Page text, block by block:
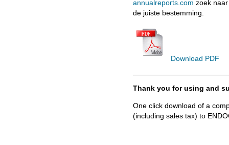
annualreports.com zoek
de juiste bestemming.
Download PDF
Thank you for using and
One click download of a
(including sales tax) to